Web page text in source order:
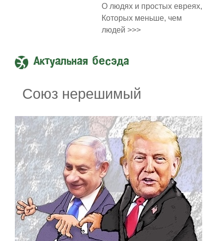
О людях и простых евреях,
Которых меньше, чем
людей >>>
Актуальная бесэда
Союз нерешимый